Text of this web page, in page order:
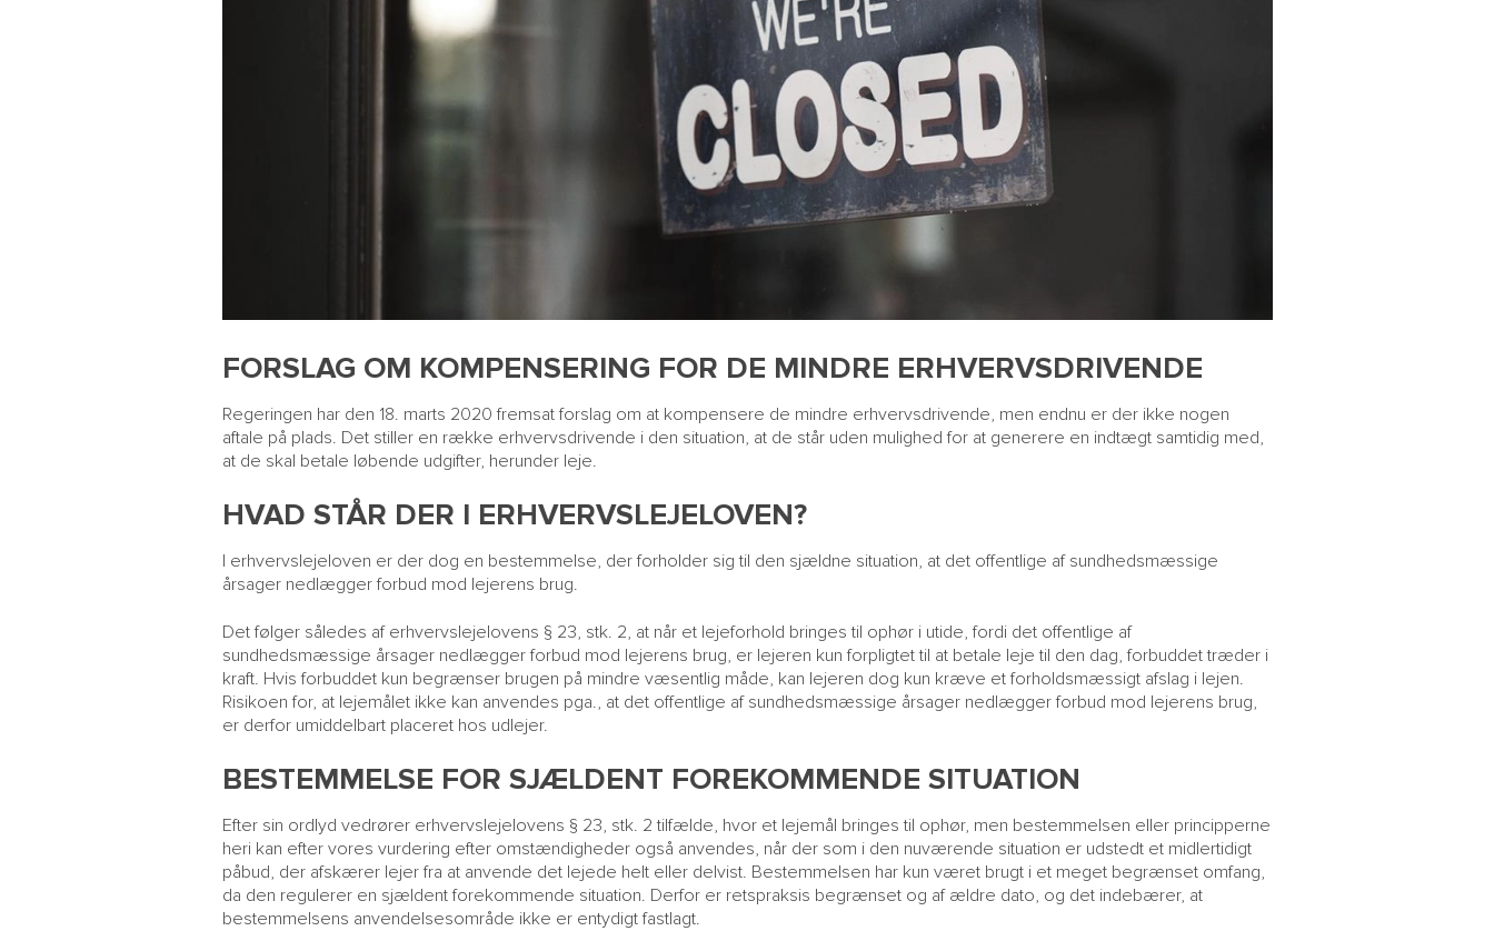
FORSLAG OM KOMPENSERING FOR DE MINDRE ERHVERVSDRIVENDE
Regeringen har den 18. marts 2020 fremsat forslag om at kompensere de mindre erhvervsdrivende, men endnu er der ikke nogen
aftale på plads. Det stiller en række erhvervsdrivende i den situation, at de står uden mulighed for at generere en indtægt samtidig med,
at de skal betale løbende udgifter, herunder leje.
HVAD STÅR DER I ERHVERVSLEJELOVEN?
I erhvervslejeloven er der dog en bestemmelse, der forholder sig til den sjældne situation, at det offentlige af sundhedsmæssige
årsager nedlægger forbud mod lejerens brug.
Det følger således af erhvervslejelovens § 23, stk. 2, at når et lejeforhold bringes til ophør i utide, fordi det offentlige af
sundhedsmæssige årsager nedlægger forbud mod lejerens brug, er lejeren kun forpligtet til at betale leje til den dag, forbuddet træder i
kraft. Hvis forbuddet kun begrænser brugen på mindre væsentlig måde, kan lejeren dog kun kræve et forholdsmæssigt afslag i lejen.
Risikoen for, at lejemålet ikke kan anvendes pga., at det offentlige af sundhedsmæssige årsager nedlægger forbud mod lejerens brug,
er derfor umiddelbart placeret hos udlejer.
BESTEMMELSE FOR SJÆLDENT FOREKOMMENDE SITUATION
Efter sin ordlyd vedrører erhvervslejelovens § 23, stk. 2 tilfælde, hvor et lejemål bringes til ophør, men bestemmelsen eller principperne
heri kan efter vores vurdering efter omstændigheder også anvendes, når der som i den nuværende situation er udstedt et midlertidigt
påbud, der afskærer lejer fra at anvende det lejede helt eller delvist. Bestemmelsen har kun været brugt i et meget begrænset omfang,
da den regulerer en sjældent forekommende situation. Derfor er retspraksis begrænset og af ældre dato, og det indebærer, at
bestemmelsens anvendelsesområde ikke er entydigt fastlagt.